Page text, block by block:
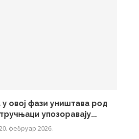
овој фази уништава род
упозоравају...
фебруар 2026.